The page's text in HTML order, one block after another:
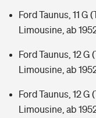
Ford Taunus, 11 G
Limousine, ab
Ford Taunus, 12 G
Limousine, ab
Ford Taunus, 12 G
Limousine, ab